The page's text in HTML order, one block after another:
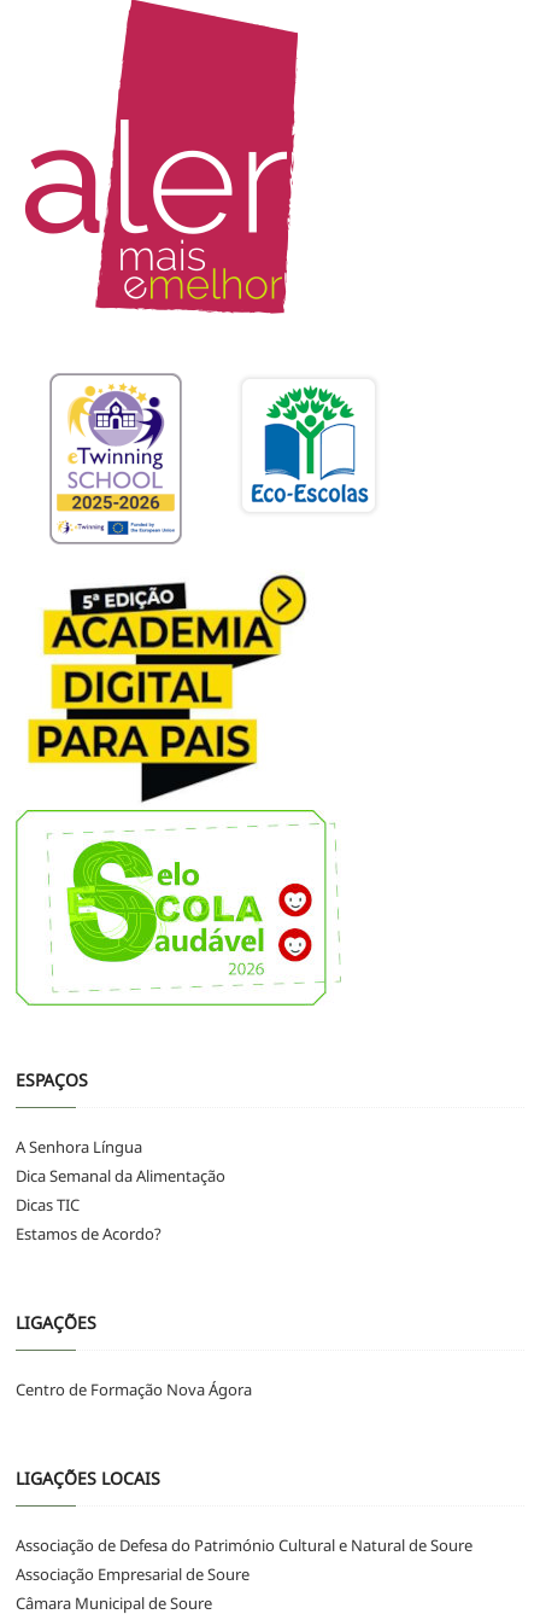
ESPAÇOS
A Senhora Língua
Dica Semanal da Alimentação
Dicas TIC
Estamos de Acordo?
LIGAÇÕES
Centro de Formação Nova Ágora
LIGAÇÕES LOCAIS
Associação de Defesa do Património Cultural e Natural de Soure
Associação Empresarial de Soure
Câmara Municipal de Soure